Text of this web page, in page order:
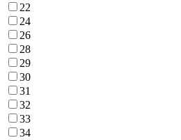
22
24
26
28
29
30
31
32
33
34